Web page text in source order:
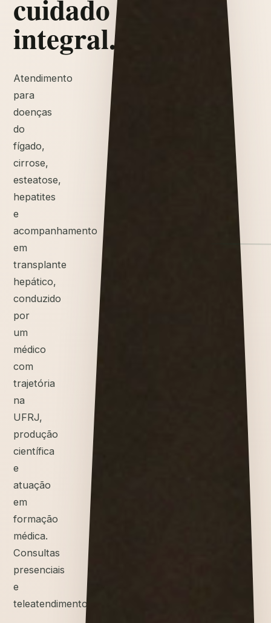
cuidado
integral.
Atendimento
para
doenças
do
fígado,
cirrose,
esteatose,
hepatites
e
acompanhamento
em
transplante
hepático,
conduzido
por
um
médico
com
trajetória
na
UFRJ,
produção
científica
e
atuação
em
formação
médica.
Consultas
presenciais
e
teleatendimento.